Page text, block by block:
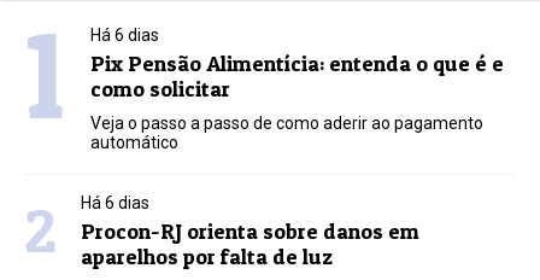
1 Há 6 dias
Pix Pensão Alimentícia: entenda o que é e
como solicitar
Veja o passo a passo de como aderir ao pagamento
automático
2 Há 6 dias
Procon-RJ orienta sobre danos em
aparelhos por falta de luz